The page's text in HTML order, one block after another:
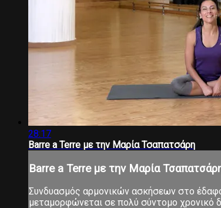
28:17
Barre a Terre με την Μαρία Τσαπατσάρη
Barre a Terre με την Μαρία
Συνδυασμός αρμονικών ασκήσεων στο
μεταμορφώνεται σε πολύ σύντομο χρονικό